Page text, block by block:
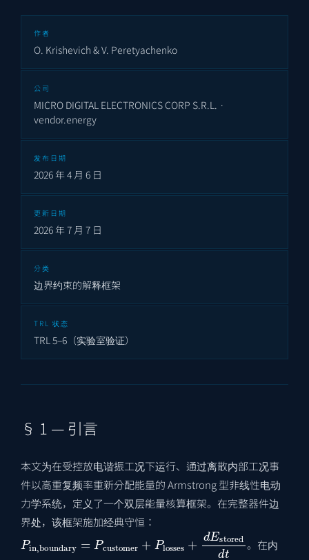
作者
O. Krishevich & V. Peretyachenko
公司
MICRO DIGITAL ELECTRONICS CORP S.R.L. ·
vendor.energy
发布日期
2026 年 4 月 6 日
更新日期
2026 年 7 月 7 日
分类
边界约束的解释框架
TRL 状态
TRL 5–6（实验室验证）
§ 1 — 引言
本文为在受控放电谐振工况下运行、通过离散内部工况事
件以高重复频率重新分配能量的 Armstrong 型非线性电动
力学系统，定义了一个双层能量核算框架。在完整器件边
界处，该框架施加经典守恒：
losses+dEstored
。在内